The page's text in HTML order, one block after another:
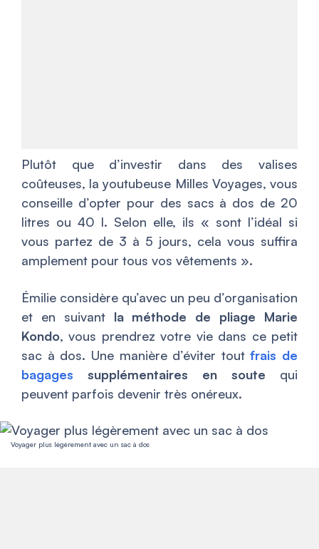
Plutôt que d’investir dans des valises
coûteuses, la youtubeuse Milles Voyages, vous
conseille d’opter pour des sacs à dos de 20
litres ou 40 l. Selon elle, ils « sont l’idéal si
vous partez de 3 à 5 jours, cela vous suffira
amplement pour tous vos vêtements ».
Émilie considère qu’avec un peu d’organisation
et en suivant la méthode de pliage Marie
Kondo, vous prendrez votre vie dans ce petit
sac à dos. Une manière d’éviter tout frais de
bagages supplémentaires en soute qui
peuvent parfois devenir très onéreux.
Voyager plus légèrement avec un sac à dos